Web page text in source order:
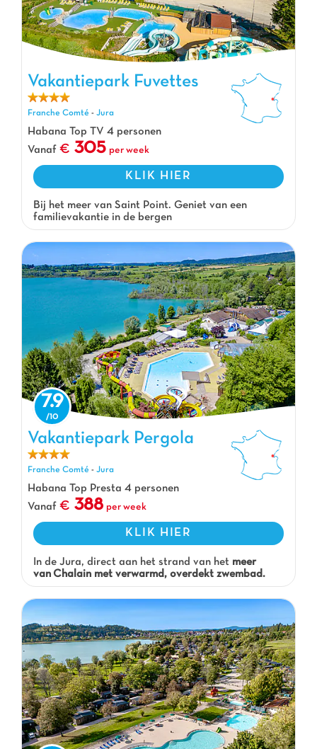
Vakantiepark Fuvettes, Vakantiepark Franche Comté
Vakantiepark Fuvettes
Franche Comté - Jura
Habana Top TV 4 personen
Vanaf
305 per week
KLIK HIER
Bij het meer van Saint Point. Geniet van een
familievakantie in de bergen
Vakantiepark Pergola, Vakantiepark Franche Comté
7.9
Vakantiepark Pergola
Franche Comté - Jura
Habana Top Presta 4 personen
Vanaf
388 per week
KLIK HIER
In de Jura, direct aan het strand van het meer
van Chalain met verwarmd, overdekt zwembad.